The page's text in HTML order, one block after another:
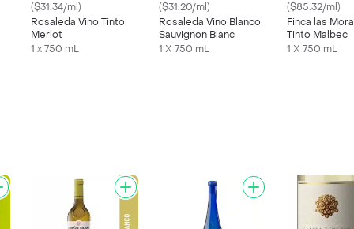
($31.34/ml)
Rosaleda Vino Tinto
Merlot
1 x 750 mL
($31.20/ml)
Rosaleda Vino Blanco
Sauvignon Blanc
1 X 750 mL
($85.32/ml)
Finca las
Tinto Malbec
1 X 750 mL